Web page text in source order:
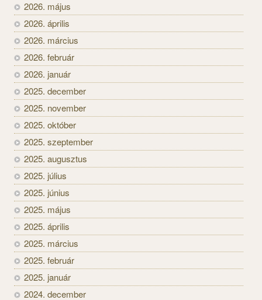
2026. május
2026. április
2026. március
2026. február
2026. január
2025. december
2025. november
2025. október
2025. szeptember
2025. augusztus
2025. július
2025. június
2025. május
2025. április
2025. március
2025. február
2025. január
2024. december